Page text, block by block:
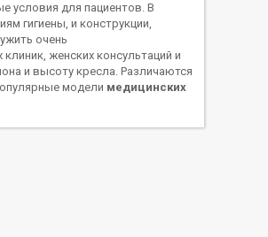
условия для пациентов. В
гигиены, и конструкции,
очень
женских консультаций и
и высоту кресла. Различаются
модели медицинских